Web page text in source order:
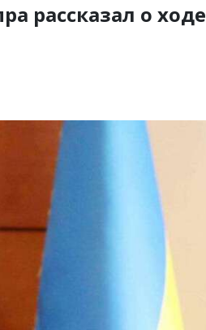
рассказал о ходе